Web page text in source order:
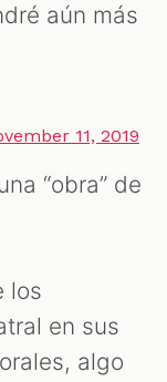
aún más
11, 2019
“obra” de
los
en sus
algo